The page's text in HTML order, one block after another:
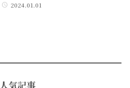
2024.01.01
人気記事